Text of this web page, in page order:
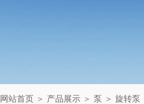
网站首页 ＞ 产品展示 ＞ 泵 ＞ 旋转泵